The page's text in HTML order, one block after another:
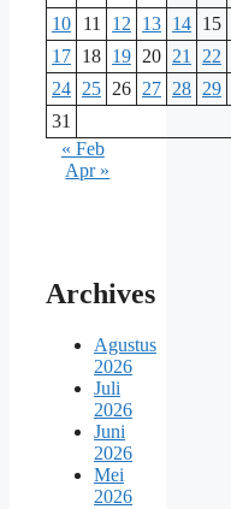
10
11 12 13 14 15
17 18 19 20 21 22
24 25 26 27 28 29
31
« Feb
Apr »
Archives
Agustus
2026
Juli
2026
Juni
2026
Mei
2026